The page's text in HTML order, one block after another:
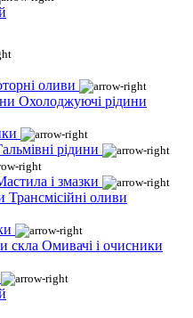
оливи
Охолоджуючі рідини
рідини
і змазки
Трансмісійні оливи
Омивачі і очисники